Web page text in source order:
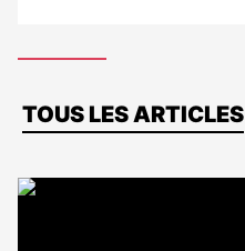
Dernières
TOUS LES ARTICLES